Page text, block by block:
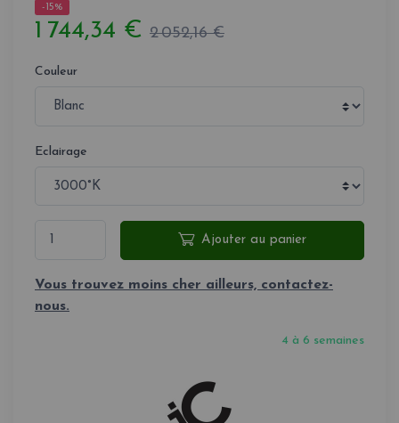
-15%
1 744,34 € 2 052,16 €
Couleur
Eclairage
Ajouter au panier
Vous trouvez moins cher ailleurs, contactez-
nous.
4 à 6 semaines